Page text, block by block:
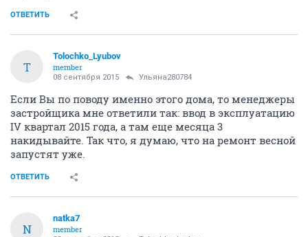
ОТВЕТИТЬ
T
Tolochko_Lyubov
member
08 сентября 2015 Ульяна280784
Если Вы по поводу именно этого дома, то менеджеры
застройщика мне ответили так: ввод в эксплуатацию
IV квартал 2015 года, а там еще месяца 3
накидывайте. Так что, я думаю, что на ремонт весной
запустят уже.
ОТВЕТИТЬ
N
natka7
member